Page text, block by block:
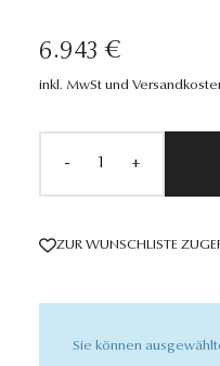
6.943 €
inkl. MwSt und
- +
ZUR WUNSCHLISTE
Sie können